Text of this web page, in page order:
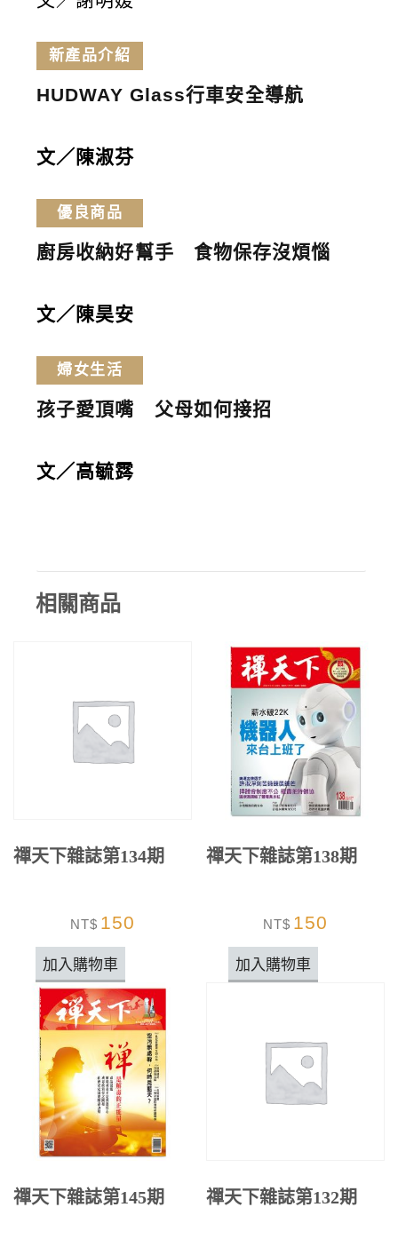
新產品介紹
HUDWAY Glass行車安全導航
文／陳淑芬
優良商品
廚房收納好幫手 食物保存沒煩惱
文／陳昊安
婦女生活
孩子愛頂嘴 父母如何接招
文／高毓霠
相關商品
禪天下雜誌第134期
NT$ 150
加入購物車
禪天下雜誌第138期
NT$ 150
加入購物車
禪天下雜誌第145期 禪天下雜誌第132期